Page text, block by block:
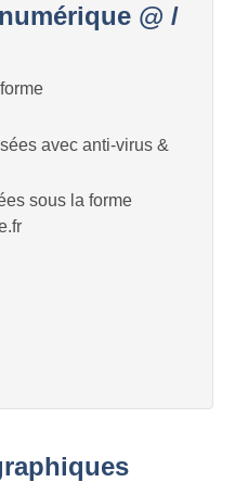
@ /
avec anti-virus &
sous la forme